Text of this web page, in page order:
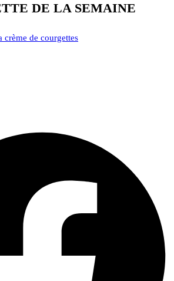
DE LA SEMAINE
crème de courgettes